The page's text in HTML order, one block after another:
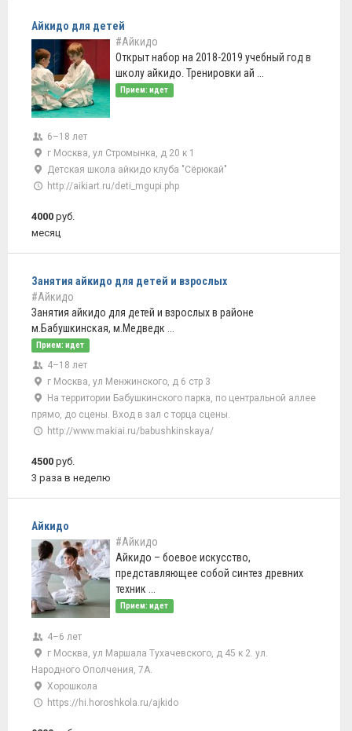
Айкидо для детей
#Айкидо
Открыт набор на 2018-2019 учебный год в
школу айкидо. Тренировки ай ...
Прием: идет
6–18 лет
г Москва, ул Стромынка, д 20 к 1
Детская школа айкидо клуба "Сёрюкай"
http://aikiart.ru/deti_mgupi.php
4000 руб.
месяц
Занятия айкидо для детей и взрослых
#Айкидо
Занятия айкидо для детей и взрослых в районе
м.Бабушкинская, м.Медведк ...
Прием: идет
4–18 лет
г Москва, ул Менжинского, д 6 стр 3
На территории Бабушкинского парка, по центральной аллее
прямо, до сцены. Вход в зал с торца сцены.
http://www.makiai.ru/babushkinskaya/
4500 руб.
3 раза в неделю
Айкидо
#Айкидо
Айкидо – боевое искусство,
представляющее собой синтез древних
техник ...
Прием: идет
4–6 лет
г Москва, ул Маршала Тухачевского, д 45 к 2. ул.
Народного Ополчения, 7А.
Хорошкола
https://hi.horoshkola.ru/ajkido